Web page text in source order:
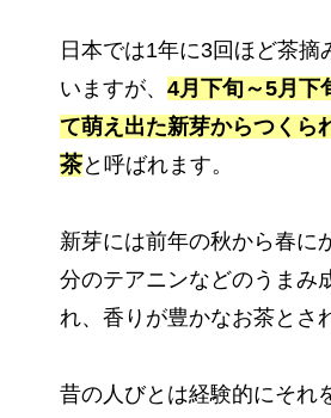
日本では1年に3回ほど茶摘
いますが、 4月下旬～5月下
て萌え出た新芽からつくら
茶と呼ばれます。
新芽には前年の秋から春に
分のテアニンなどのうまみ
れ、香りが豊かなお茶とさ
昔の人びとは経験的にそれ